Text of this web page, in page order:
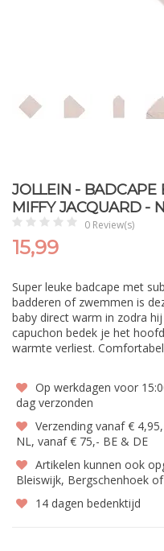
JOLLEIN - BADCAPE
MIFFY JACQUARD -
0 Review(s)
15,99
Super leuke badcape met
badderen of zwemmen is
baby direct warm in zodra
capuchon bedek je het
warmte verliest.
Op werkdagen voor
dag verzonden
Verzending vanaf €
NL, vanaf € 75,- BE & DE
Artikelen kunnen ook
Bleiswijk, Bergschenhoek
14 dagen bedenktijd